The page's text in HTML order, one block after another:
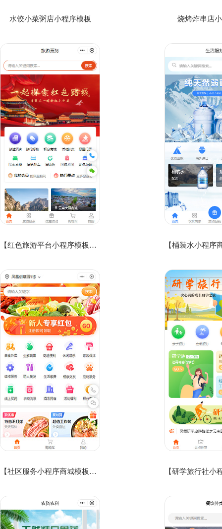
水饺小菜粥店小程序模板 烧烤炸串店
【红色旅游平台小程序模板】红色景点票务小程序模板
【社区服务小程序商城模板】休闲娱乐服务小程序模板